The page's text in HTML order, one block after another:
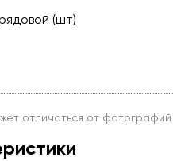
(шт)
отличаться от